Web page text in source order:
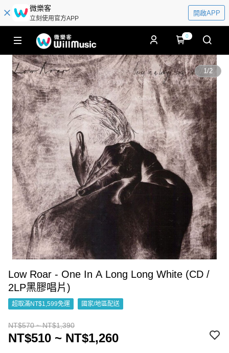
微樂客
立刻使用官方APP
開啟APP
0
1/2
Low Roar - One In A Long Long White (CD /
2LP黑膠唱片)
超取滿NT$1,599免運 國家/地區配送
NT$570 ~ NT$1,390
NT$510 ~ NT$1,260